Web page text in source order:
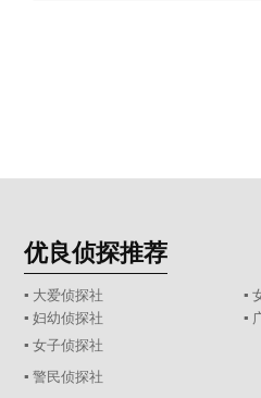
优良侦探推荐
▪ 大爱侦探社
▪
▪ 妇幼侦探社
▪
▪ 女子侦探社
▪ 警民侦探社